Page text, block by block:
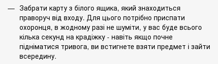
Забрати карту з білого ящика, який знаходиться
праворуч від входу. Для цього потрібно приспати
охоронця, в жодному разі не шуміти, у вас буде всього
кілька секунд на крадіжку - навіть якщо почне
підніматися тривога, ви встигнете взяти предмет і зайти
всередину.